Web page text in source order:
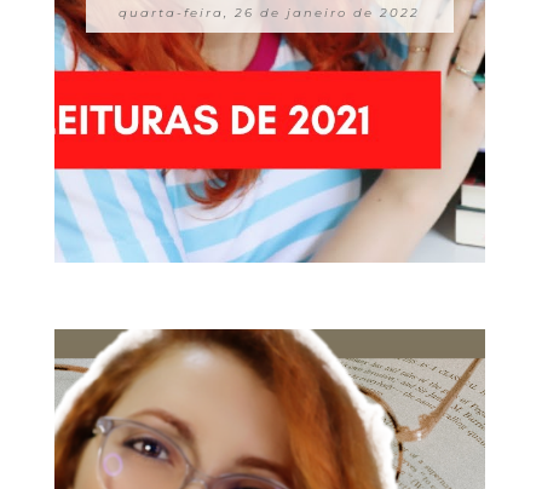
quarta-feira, 26 de janeiro de 2022